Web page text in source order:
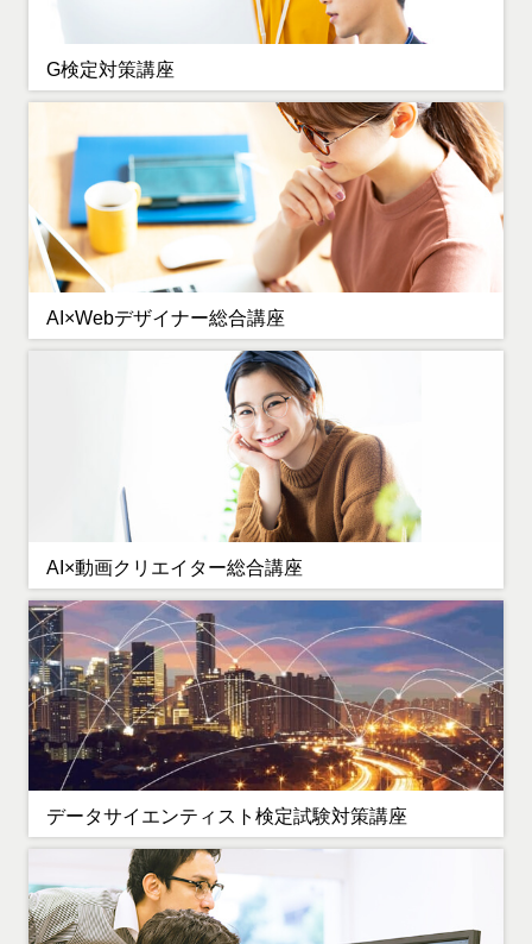
G検定対策講座
AI×Webデザイナー総合講座
AI×動画クリエイター総合講座
データサイエンティスト検定試験対策講座